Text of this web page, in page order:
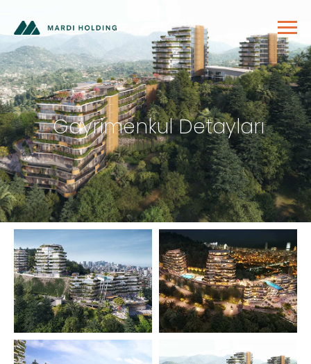
Gayrimenkul Detayları